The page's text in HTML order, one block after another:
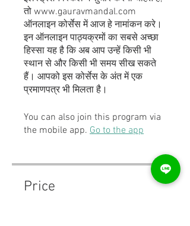
तो www.gauravmandal.com
ऑनलाइन कोर्सेस में आज हे नामांकन करे।
इन ऑनलाइन पाठ्यक्रमों का सबसे अच्छा
हिस्सा यह है कि अब आप उन्हें किसी भी
स्थान से और किसी भी समय सीख सकते
हैं। आपको इस कोर्सेस के अंत में एक
प्रमाणपत्र भी मिलता है।
You can also join this program via
the mobile app. Go to the app
Price